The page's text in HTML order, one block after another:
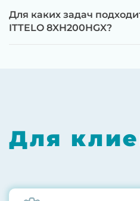
Для каких задач
ITTELO 8XH200HGX?
Для